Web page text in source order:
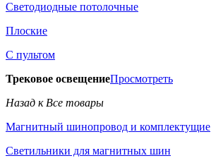
Светодиодные потолочные
Плоские
С пультом
Трековое освещениеПросмотреть
Назад к Все товары
Магнитный шинопровод и комплектущие
Светильники для магнитных шин